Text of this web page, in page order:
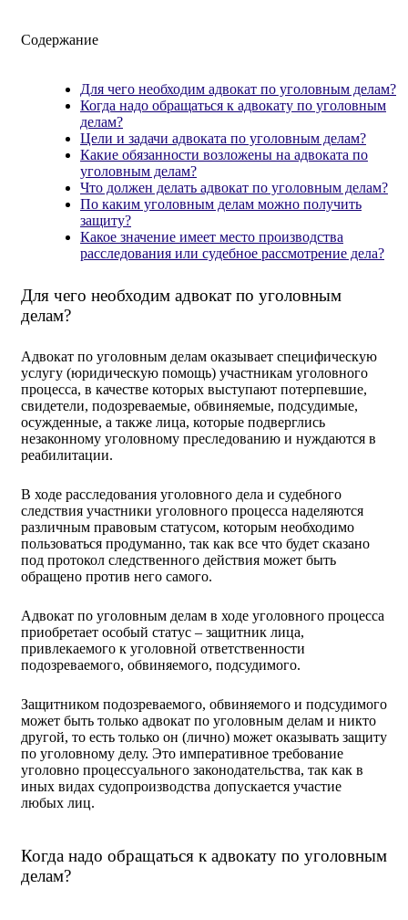
Содержание
Для чего необходим адвокат по уголовным делам?
Когда надо обращаться к адвокату по уголовным
делам?
Цели и задачи адвоката по уголовным делам?
Какие обязанности возложены на адвоката по
уголовным делам?
Что должен делать адвокат по уголовным делам?
По каким уголовным делам можно получить
защиту?
Какое значение имеет место производства
расследования или судебное рассмотрение дела?
Для чего необходим адвокат по уголовным
делам?
Адвокат по уголовным делам оказывает специфическую
услугу (юридическую помощь) участникам уголовного
процесса, в качестве которых выступают потерпевшие,
свидетели, подозреваемые, обвиняемые, подсудимые,
осужденные, а также лица, которые подверглись
незаконному уголовному преследованию и нуждаются в
реабилитации.
В ходе расследования уголовного дела и судебного
следствия участники уголовного процесса наделяются
различным правовым статусом, которым необходимо
пользоваться продуманно, так как все что будет сказано
под протокол следственного действия может быть
обращено против него самого.
Адвокат по уголовным делам в ходе уголовного процесса
приобретает особый статус – защитник лица,
привлекаемого к уголовной ответственности
подозреваемого, обвиняемого, подсудимого.
Защитником подозреваемого, обвиняемого и подсудимого
может быть только адвокат по уголовным делам и никто
другой, то есть только он (лично) может оказывать защиту
по уголовному делу. Это императивное требование
уголовно процессуального законодательства, так как в
иных видах судопроизводства допускается участие
любых лиц.
Когда надо обращаться к адвокату по уголовным
делам?